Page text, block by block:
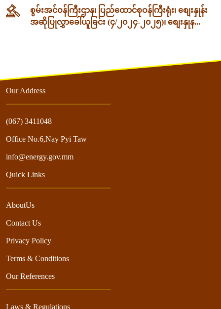
စွမ်းအင်ဝန်ကြီးဌာန၊ ပြည်ထောင်စုဝန်ကြီးရုံး၊ စျေးနှုန်း
အဆိုပြုလွှာခေါ်ယူခြင်း (၄/၂၀၂၄-၂၀၂၅)၊ စျေးနှုန...
Our Address
(067) 3411048
Office No.6,Nay Pyi Taw
info@energy.gov.mm
Quick Links
AboutUs
Contact Us
Privacy Policy
Terms & Conditions
Our References
Laws & Regulations